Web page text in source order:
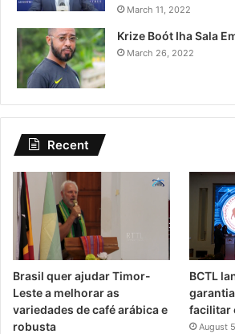
March 11, 2022
Krize Boót Iha Sala
March 26, 2022
Recent
Brasil quer ajudar Timor-
Leste a melhorar as
variedades de café arábica e
robusta
BCTL
facilitar
August